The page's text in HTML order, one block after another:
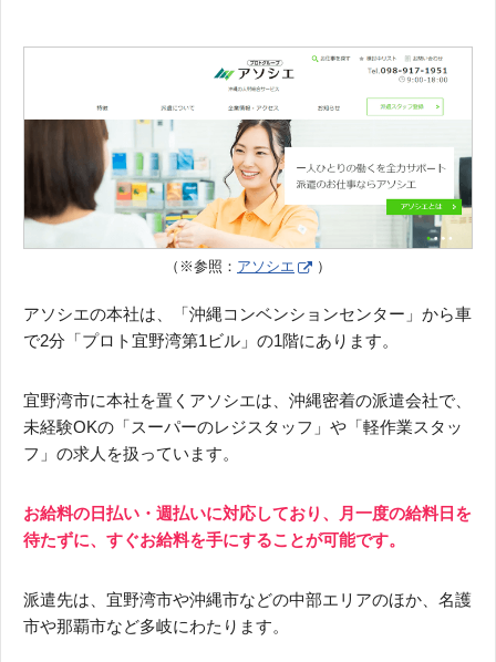
（※参照： アソシエ ）
アソシエの本社は、「沖縄コンベンションセンター」から車
で2分「プロト宜野湾第1ビル」の1階にあります。
宜野湾市に本社を置くアソシエは、沖縄密着の派遣会社で、
未経験OKの「スーパーのレジスタッフ」や「軽作業スタッ
フ」の求人を扱っています。
お給料の日払い・週払いに対応しており、月一度の給料日を
待たずに、すぐお給料を手にすることが可能です。
派遣先は、宜野湾市や沖縄市などの中部エリアのほか、名護
市や那覇市など多岐にわたります。